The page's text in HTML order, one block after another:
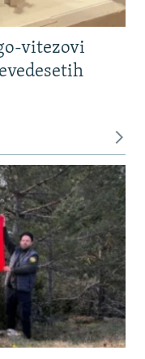
vitezovi